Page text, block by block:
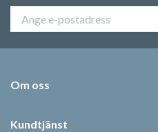
Om oss
Kundtjänst